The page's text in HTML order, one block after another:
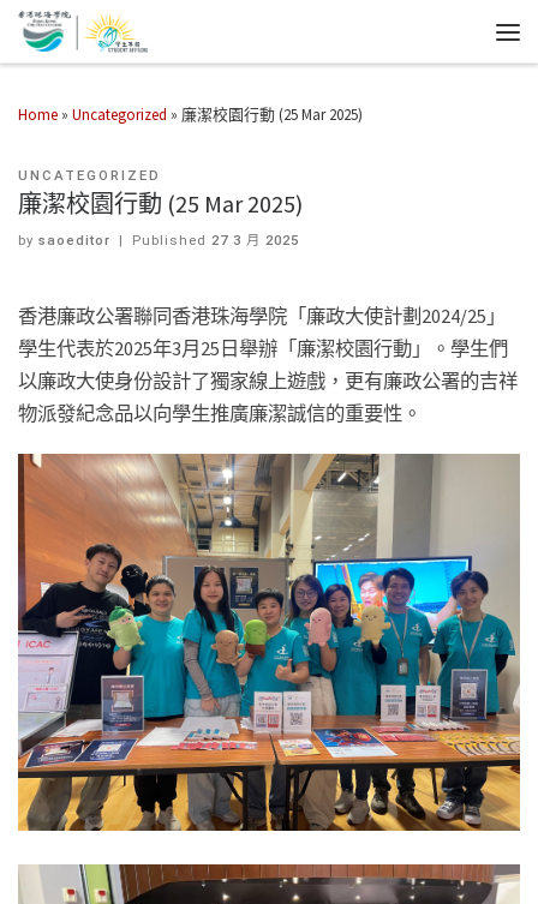
Home » Uncategorized » 廉潔校園行動 (25 Mar 2025)
UNCATEGORIZED
廉潔校園行動 (25 Mar 2025)
by saoeditor | Published 27 3 月 2025
香港廉政公署聯同香港珠海學院「廉政大使計劃2024/25」
學生代表於2025年3月25日舉辦「廉潔校園行動」。學生們
以廉政大使身份設計了獨家線上遊戲，更有廉政公署的吉祥
物派發紀念品以向學生推廣廉潔誠信的重要性。